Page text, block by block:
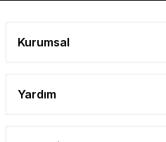
Kurumsal
Yardım